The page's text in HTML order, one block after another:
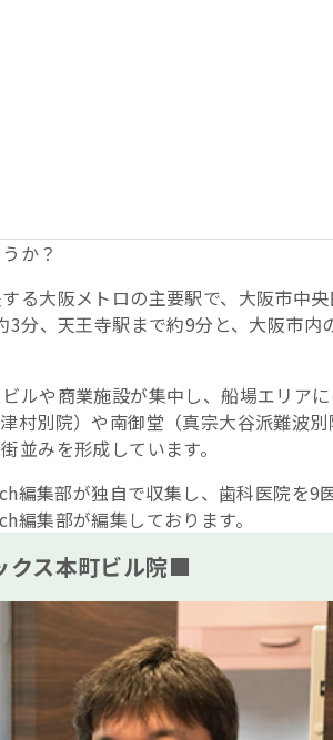
か？
る大阪メトロの主要駅で、大阪市中
分、天王寺駅まで約9分と、大阪市内
ルや商業施設が集中し、船場エリア
村別院）や南御堂（真宗大谷派難波
並みを形成しています。
編集部が独自で収集し、歯科医院を9
集部が編集しております。
クス本町ビル院■